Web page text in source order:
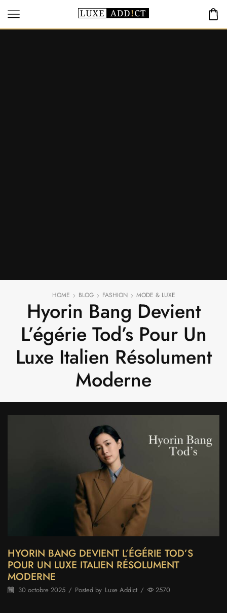
HOME BLOG FASHION MODE & LUXE
Hyorin Bang Devient
L’égérie Tod’s Pour Un
Luxe Italien Résolument
Moderne
HYORIN BANG DEVIENT L’ÉGÉRIE TOD’S
POUR UN LUXE ITALIEN RÉSOLUMENT
MODERNE
30 octobre 2025 / Posted by Luxe Addict / 2570